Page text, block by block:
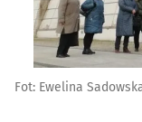
Fot: Ewelina